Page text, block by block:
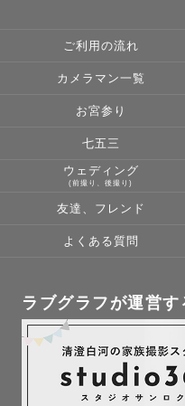
ご利用の流れ
カメラマン一覧
お宮参り
七五三
ウェディング
(前撮り、後撮り)
友達、フレンド
よくある質問
ラブグラフが運営す